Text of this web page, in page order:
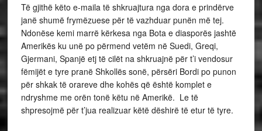
Të gjithë këto e-maila të shkruajtura nga dora e prindërve
janë shumë frymëzuese për të vazhduar punën më tej.
Ndonëse kemi marrë kërkesa nga Bota e diasporës jashtë
Amerikës ku unë po përmend vetëm në Suedi, Greqi,
Gjermani, Spanjë etj të cilët na shkruajnë për t’i vendosur
fëmijët e tyre pranë Shkollës sonë, përsëri Bordi po punon
për shkak të orareve dhe kohës që është komplet e
ndryshme me orën tonë këtu në Amerikë. Le të
shpresojmë për t’jua realizuar këtë dëshirë të etur të tyre.